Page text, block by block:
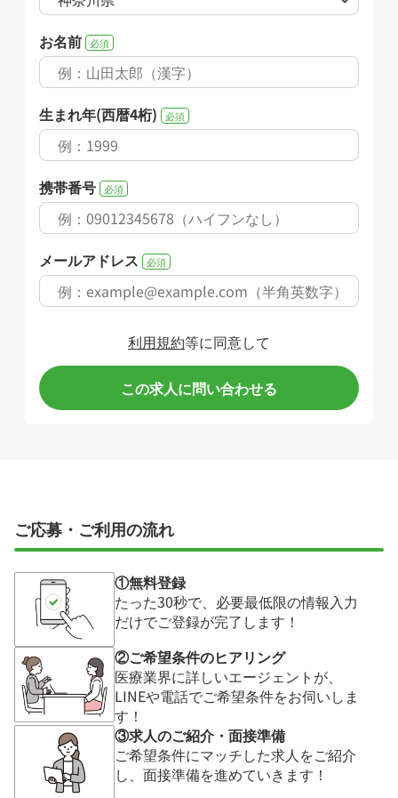
お名前 必須
生まれ年(西暦4桁) 必須
携帯番号 必須
メールアドレス 必須
利用規約等に同意して
この求人に問い合わせる
ご応募・ご利用の流れ
①無料登録
たった30秒で、必要最低限の情報入力
だけでご登録が完了します！
②ご希望条件のヒアリング
医療業界に詳しいエージェントが、
LINEや電話でご希望条件をお伺いしま
す！
③求人のご紹介・面接準備
ご希望条件にマッチした求人をご紹介
し、面接準備を進めていきます！